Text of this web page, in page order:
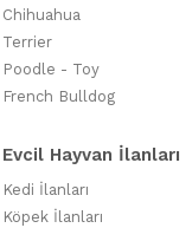
Chihuahua
Terrier
Poodle - Toy
French Bulldog
Evcil Hayvan İlanları
Kedi İlanları
Köpek İlanları